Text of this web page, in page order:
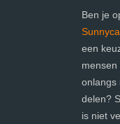
Ben je
een
onlangs
delen?
is niet